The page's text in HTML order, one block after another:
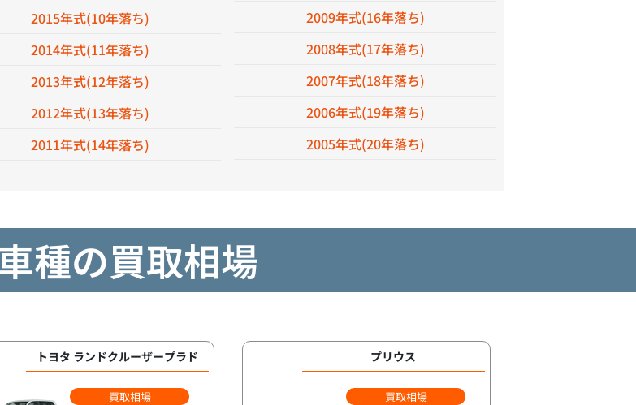
2015年式(10年落ち)
2014年式(11年落ち)
2013年式(12年落ち)
2012年式(13年落ち)
2011年式(14年落ち)
2009年式(16年落ち)
2008年式(17年落ち)
2007年式(18年落ち)
2006年式(19年落ち)
2005年式(20年落ち)
種の買取相場
トヨタ ランドクルーザープラド
買取相場
プリウス
買取相場